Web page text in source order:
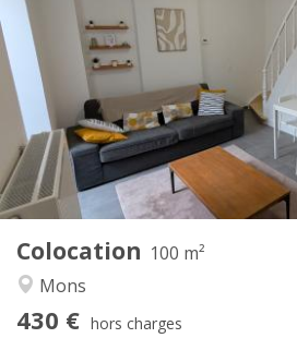
Colocation 100 m²
Mons
430 € hors charges